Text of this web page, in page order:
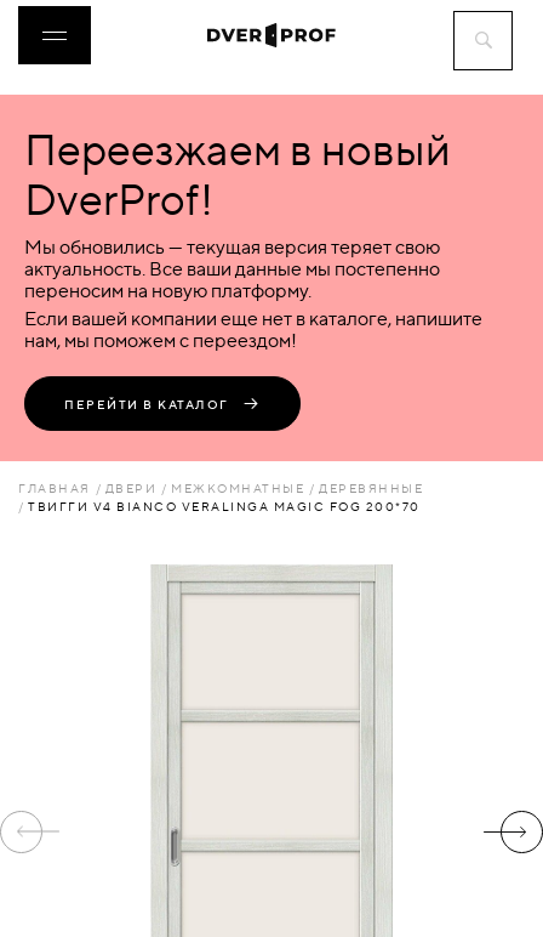
ДВЕРИ
ФУРНИТУРА
ВОРОТА
ПЕРЕГОРОДКИ
Переезжаем в новый
DverProf!
Мы обновились — текущая версия теряет свою
актуальность. Все ваши данные мы постепенно
переносим на новую платформу.
Если вашей компании еще нет в каталоге, напишите
нам, мы поможем с переездом!
ПЕРЕЙТИ В КАТАЛОГ
ГЛАВНАЯ ДВЕРИ МЕЖКОМНАТНЫЕ
ДЕРЕВЯННЫЕ
ТВИГГИ V4 BIANCO VERALINGA MAGIC FOG 200*70